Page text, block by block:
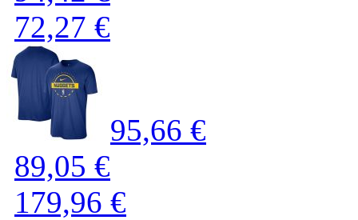
72,27 €
95,66 €
89,05 €
179,96 €